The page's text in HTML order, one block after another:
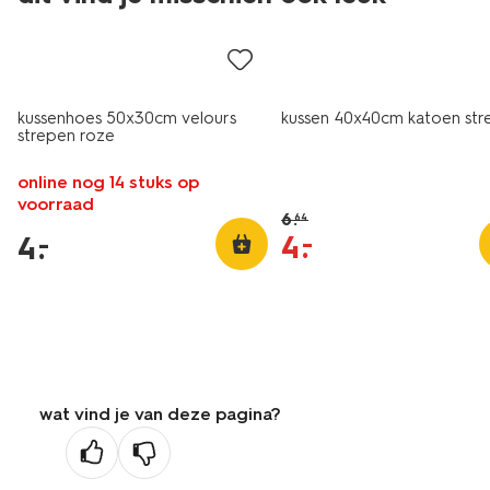
laag geprijsd
kussenhoes 50x30cm velours
strepen roze
online nog 14 stuks op
voorraad
4.
–
sale
kussen 40x40cm katoen
6.64
4.
–
wat vind je van deze pagina?